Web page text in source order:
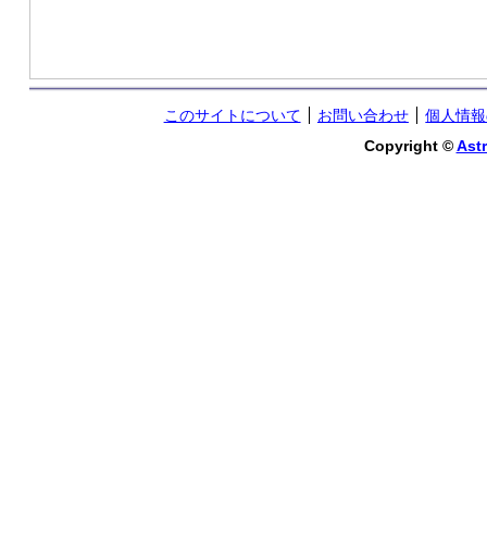
このサイトについて お問い合わせ
個人情
Copyright ©